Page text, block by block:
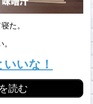
た。
いな！
読む